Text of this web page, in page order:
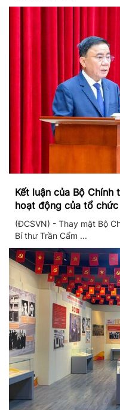
Kết luận của Bộ Chính
hoạt động của tổ
II/2026
(ĐCSVN) - Thay mặt Bộ
Bí thư Trần Cẩm ...